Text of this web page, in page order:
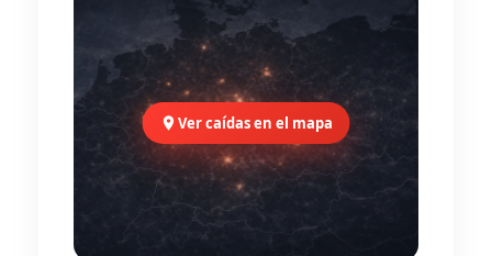
Ver caídas en el mapa